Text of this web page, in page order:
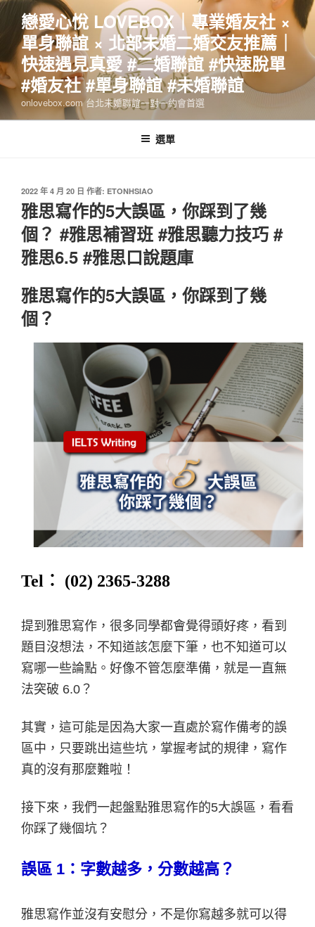
跳
主
要
內
容
戀愛心悅 LOVEBOX｜專業婚友社 ×
單身聯誼 × 北部未婚二婚交友推薦｜
快速遇見真愛 #二婚聯誼 #快速脫單
#婚友社 #單身聯誼 #未婚聯誼
onlovebox.com 台北未婚聯誼一對一約會首選
選單
發
佈
於
2022 年 4 月 20 日 作者: ETONHSIAO
雅思寫作的5大誤區，你踩到了幾
個？ #雅思補習班 #雅思聽力技巧 #
雅思6.5 #雅思口說題庫
雅思寫作的5大誤區，你踩到了幾
個？
Tel︰ (02) 2365-3288
提到雅思寫作，很多同學都會覺得頭好疼，看到
題目沒想法，不知道該怎麼下筆，也不知道可以
寫哪一些論點。好像不管怎麼準備，就是一直無
法突破 6.0？
其實，這可能是因為大家一直處於寫作備考的誤
區中，只要跳出這些坑，掌握考試的規律，寫作
真的沒有那麼難啦！
接下來，我們一起盤點雅思寫作的5大誤區，看看
你踩了幾個坑？
誤區 1：字數越多，分數越高？
雅思寫作並沒有安慰分，不是你寫越多就可以得